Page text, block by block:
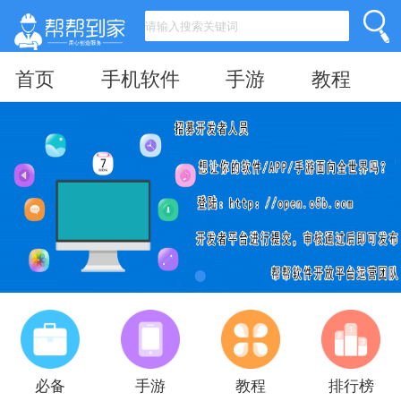
首页 手机软件 手游 教程
必备 手游 教程 排行榜